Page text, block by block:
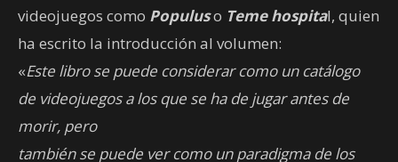
videojuegos como Populuso Teme hospital, quien
ha escrito la introducción al volumen:
«Este libro se puede considerar como un catálogo
de videojuegos a los que se ha de jugar antes de
morir, pero
también se puede ver como un paradigma de los